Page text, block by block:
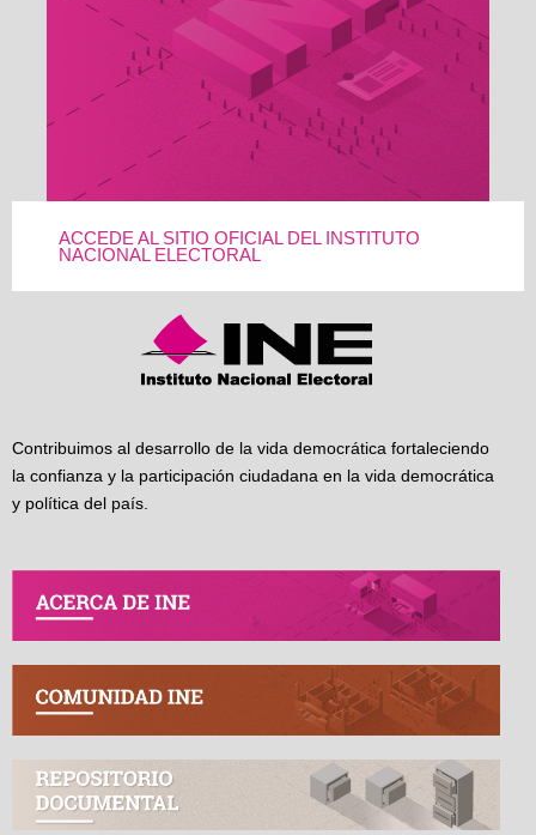
ACCEDE AL SITIO OFICIAL DEL INSTITUTO
NACIONAL ELECTORAL
Contribuimos al desarrollo de la vida democrática fortaleciendo
la confianza y la participación ciudadana en la vida democrática
y política del país.